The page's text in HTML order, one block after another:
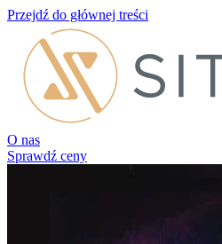
Przejdź do głównej treści
O nas
Sprawdź ceny